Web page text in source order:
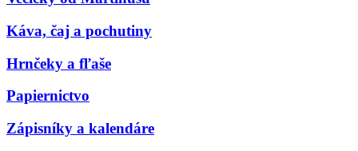
Káva, čaj a pochutiny
Hrnčeky a fľaše
Papiernictvo
Zápisníky a kalendáre